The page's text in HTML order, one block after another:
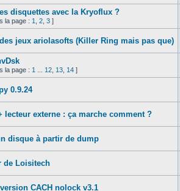
disquettes avec la Kryoflux ?
la page : 1 2 3 ]
jeux ariolasofts (Killer Ring mais pas que)
la page : 1 12 13 14 ]
0.9.24
lecteur externe : ça marche comment ?
disque à partir de dump
de Loisitech
CACH nolock v3.1